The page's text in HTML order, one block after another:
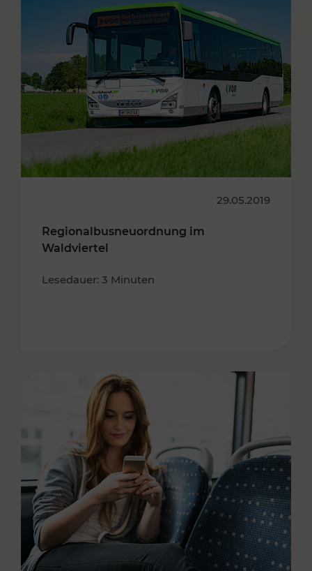
29.05.2019
Regionalbusneuordnung im
Waldviertel
Lesedauer: 3 Minuten